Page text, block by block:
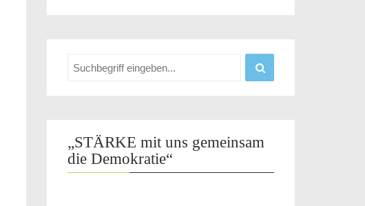
„STÄRKE mit uns gemeinsam
die Demokratie“